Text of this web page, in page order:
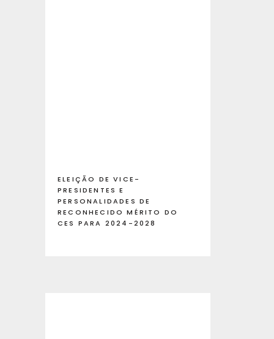
ELEIÇÃO DE VICE-
PRESIDENTES E
PERSONALIDADES DE
RECONHECIDO MÉRITO DO
CES PARA 2024-2028